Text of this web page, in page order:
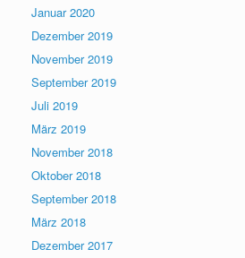
Januar 2020
Dezember 2019
November 2019
September 2019
Juli 2019
März 2019
November 2018
Oktober 2018
September 2018
März 2018
Dezember 2017